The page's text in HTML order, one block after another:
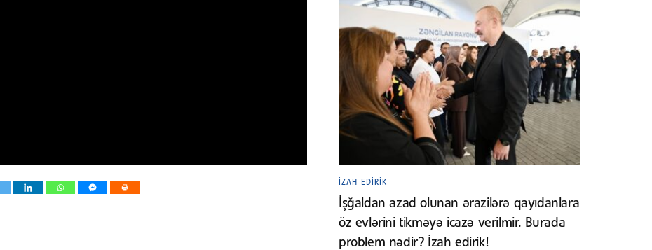
İZAH EDIRIK
İşğaldan azad olunan ərazilərə qayıdanlara
öz evlərini tikməyə icazə verilmir. Burada
problem nədir? İzah edirik!